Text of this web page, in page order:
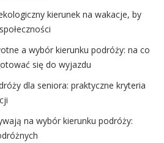
kierunek na wakacje, by
a wybór kierunku podróży: na co
się do wyjazdu
dla seniora: praktyczne kryteria
na wybór kierunku podróży: